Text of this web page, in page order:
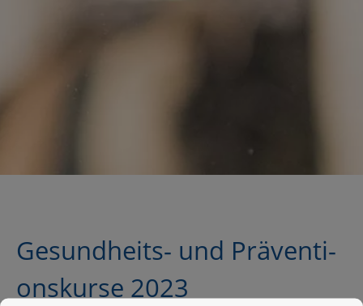
Ge­sund­heits- und Prä­ven­ti­
ons­kur­se 2023